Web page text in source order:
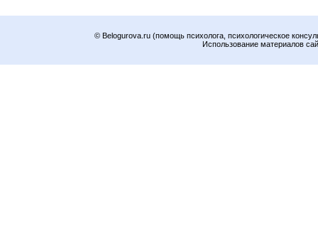
© Belogurova.ru (помощь психолога, психологическое
Использование материалов